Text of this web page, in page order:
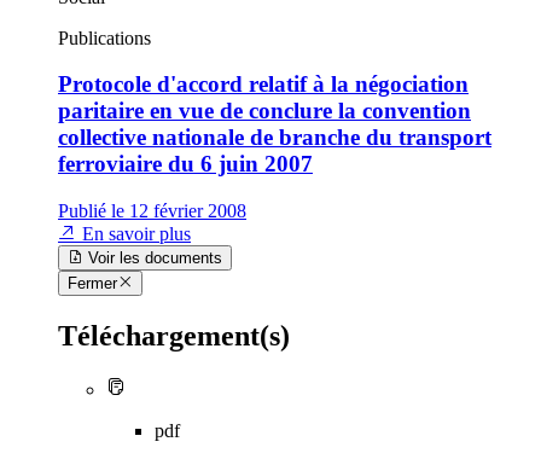
Publications
Protocole d'accord relatif à la négociation
paritaire en vue de conclure la convention
collective nationale de branche du transport
ferroviaire du 6 juin 2007
Publié le 12 février 2008
En savoir plus
Voir les documents
Fermer
Téléchargement(s)
pdf